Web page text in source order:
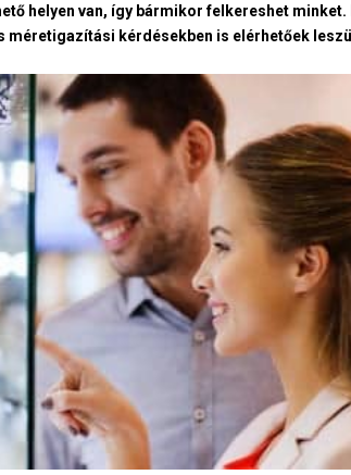
helyen van, így bármikor felkereshet minket.
méretigazítási kérdésekben is elérhetőek